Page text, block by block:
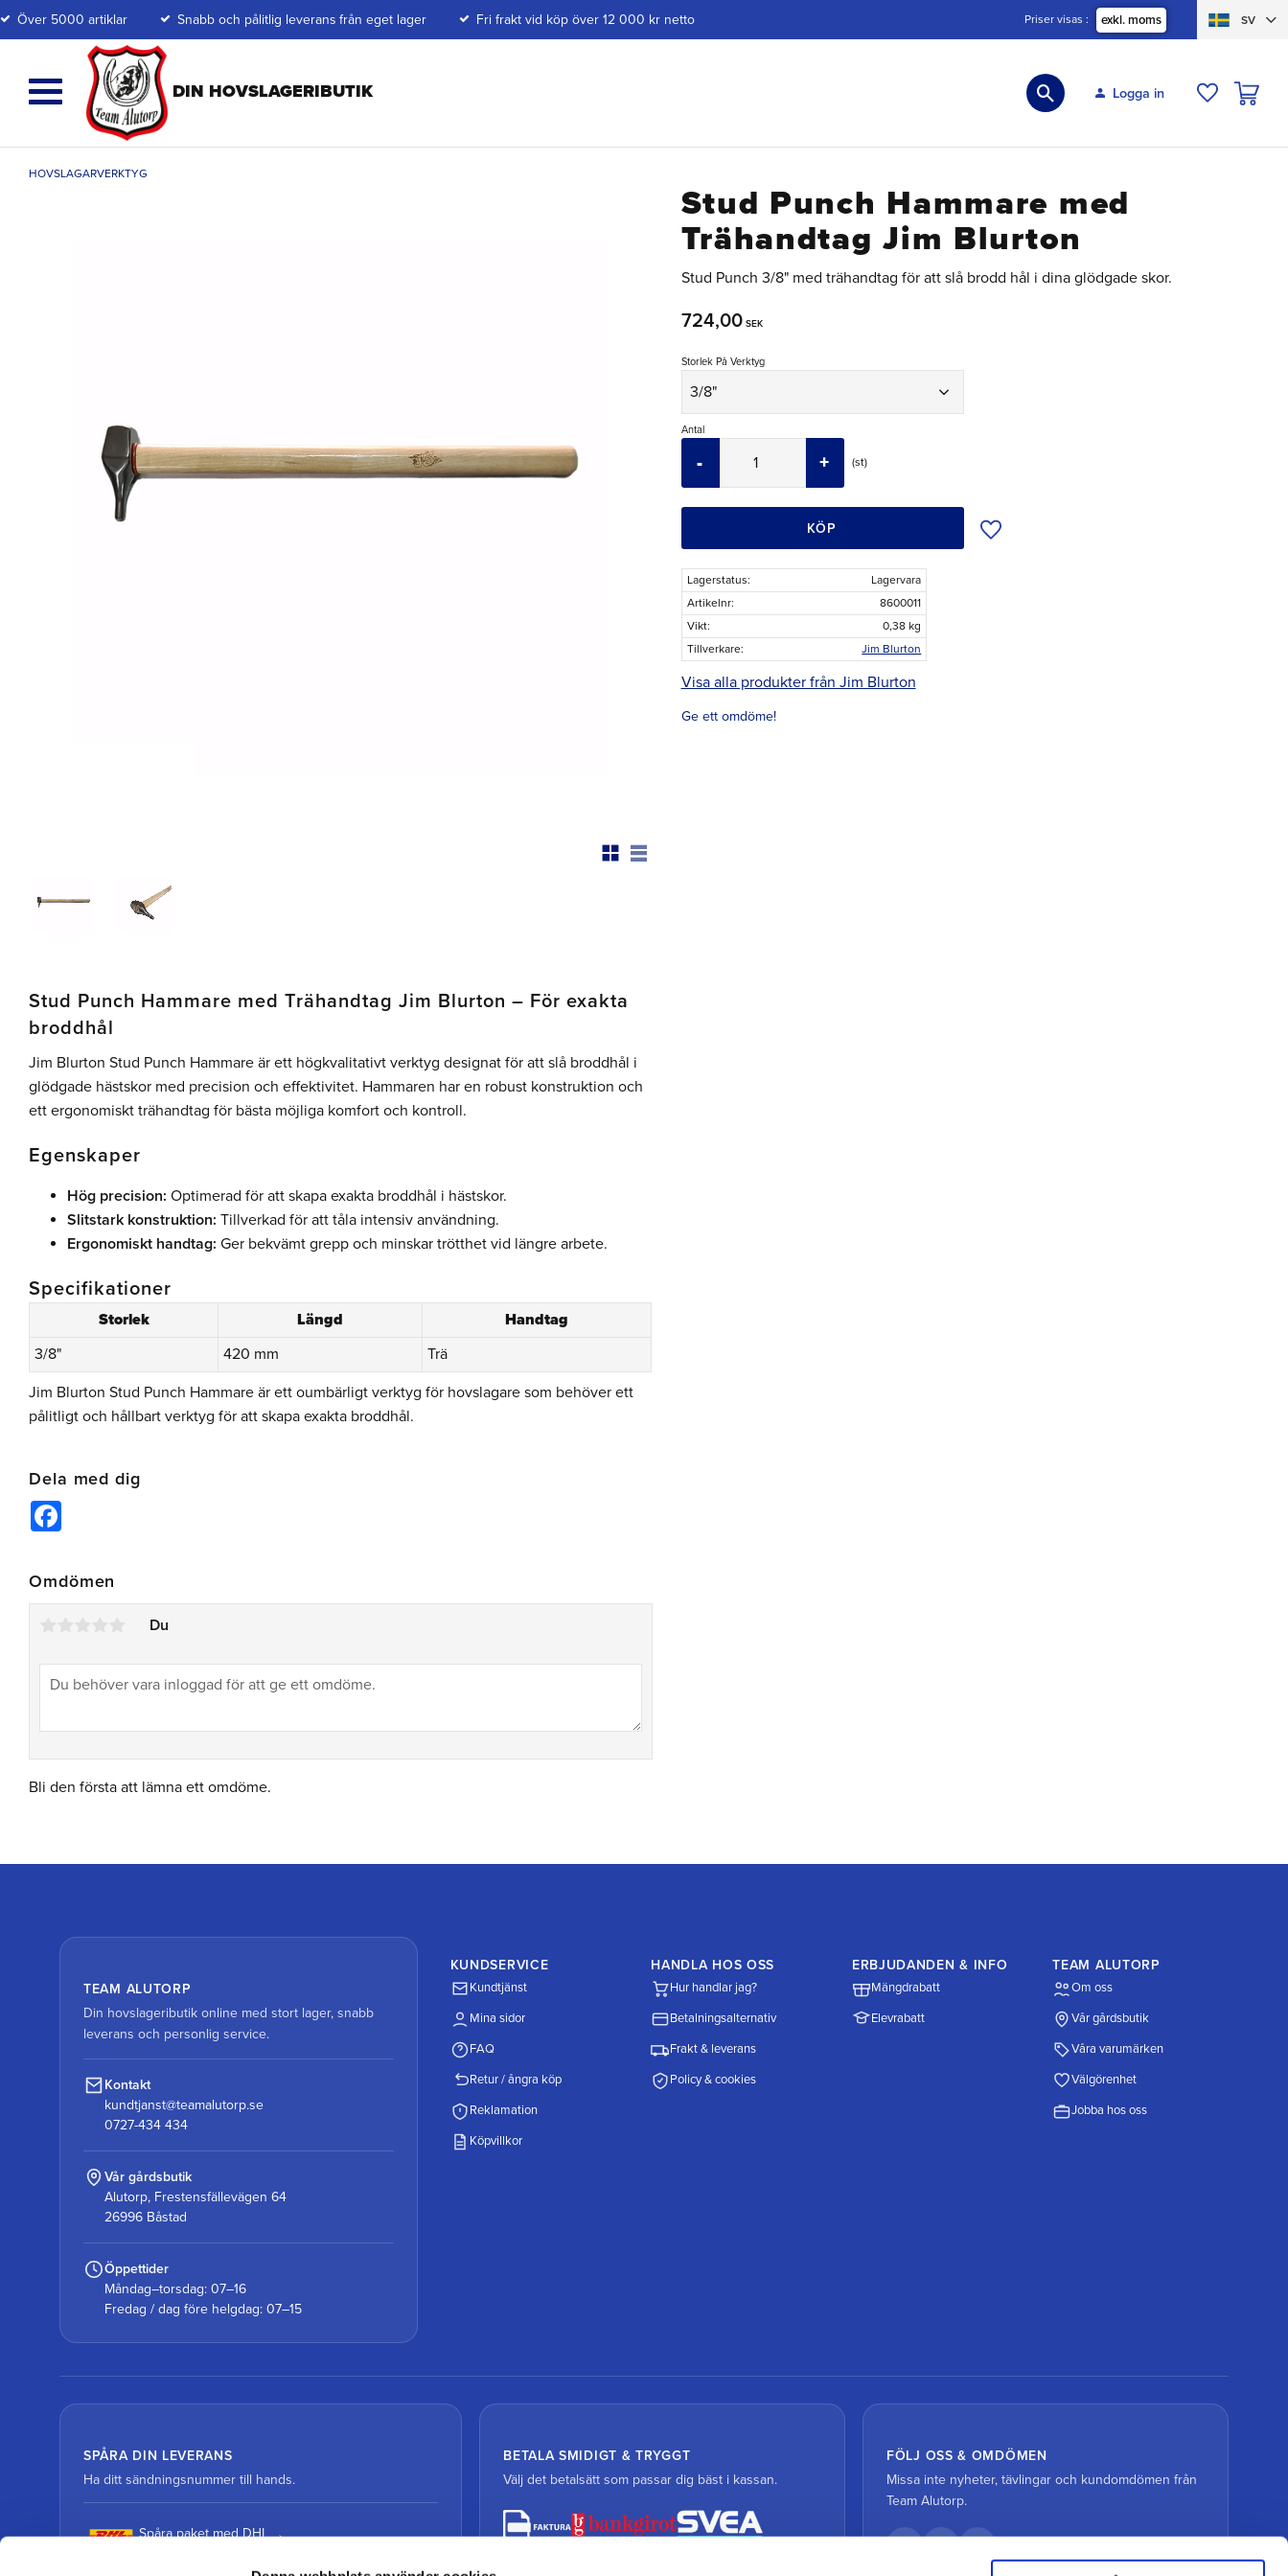
Över 5000 artiklar Snabb och pålitlig leverans från eget lager Fri frakt vid köp över 12 000 kr netto Priser visas exkl. moms SV
Logga in
HOVSLAGARVERKTYG
Stud Punch Hammare med
Trähandtag Jim Blurton
Stud Punch 3/8" med trähandtag för att slå brodd hål i dina glödgade skor.
724,00SEK
Storlek På Verktyg
Antal
st
+
-
KÖP Lägg till i önskelista
Lagerstatus
Lagervara
Artikelnr
8600011
Vikt
0,38 kg
Tillverkare
Jim Blurton
Visa alla produkter från Jim Blurton
Ge ett omdöme!
Stud Punch Hammare med Trähandtag Jim Blurton – För exakta
broddhål
Jim Blurton Stud Punch Hammare är ett högkvalitativt verktyg designat för att slå broddhål i
glödgade hästskor med precision och effektivitet. Hammaren har en robust konstruktion och
ett ergonomiskt trähandtag för bästa möjliga komfort och kontroll.
Egenskaper
Hög precision: Optimerad för att skapa exakta broddhål i hästskor.
Slitstark konstruktion: Tillverkad för att tåla intensiv användning.
Ergonomiskt handtag: Ger bekvämt grepp och minskar trötthet vid längre arbete.
Specifikationer
Storlek Längd
Handtag
3/8"
420 mm Trä
Jim Blurton Stud Punch Hammare är ett oumbärligt verktyg för hovslagare som behöver ett
pålitligt och hållbart verktyg för att skapa exakta broddhål.
Dela med dig
Omdömen
Du
Bli den första att lämna ett omdöme.
TEAM ALUTORP
Din hovslageributik online med stort lager, snabb
leverans och personlig service.
Kontakt
kundtjanst@teamalutorp.se
0727-434 434
Vår gårdsbutik
Alutorp, Frestensfällevägen 64
26996 Båstad
Öppettider
Måndag–torsdag: 07–16
Fredag / dag före helgdag: 07–15
KUNDSERVICE
Kundtjänst
Mina sidor
FAQ
Retur / ångra köp
Reklamation
Köpvillkor
HANDLA HOS OSS
Hur handlar jag?
Betalningsalternativ
Frakt & leverans
Policy & cookies
ERBJUDANDEN & INFO
Mängdrabatt
Elevrabatt
TEAM ALUTORP
Om oss
Vår gårdsbutik
Våra varumärken
Välgörenhet
Jobba hos oss
SPÅRA DIN LEVERANS
Ha ditt sändningsnummer till hands.
Spåra paket med DHL
BETALA SMIDIGT & TRYGGT
Välj det betalsätt som passar dig bäst i kassan.
FÖLJ OSS & OMDÖMEN
Missa inte nyheter, tävlingar och kundomdömen från
Team Alutorp.